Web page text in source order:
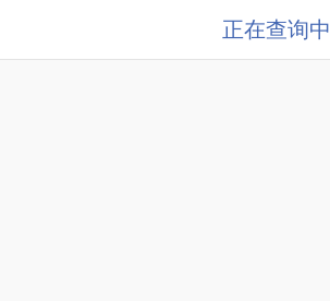
正在查询中